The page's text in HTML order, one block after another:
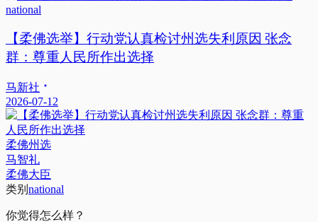
national
【柔佛选举】行动党认真检讨州选失利原因 张念
群：尊重人民所作出选择
马新社
2026-07-12
柔佛州选
马智礼
柔佛大臣
类别 national
你觉得怎么样？